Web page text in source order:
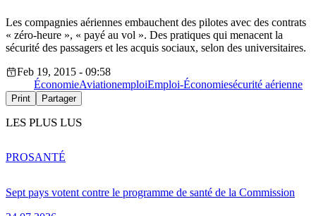
Les compagnies aériennes embauchent des pilotes avec des contrats
« zéro-heure », « payé au vol ». Des pratiques qui menacent la
sécurité des passagers et les acquis sociaux, selon des universitaires.
Feb 19, 2015 - 09:58
ÉconomieAviationemploiEmploi-Économiesécurité aérienne
Print Partager
LES PLUS LUS
Sept pays votent contre le programme de santé de la Commission
PROSANTÉ